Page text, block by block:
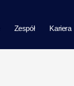
Zespół Kariera